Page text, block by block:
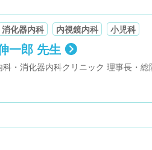
消化器内科 内視鏡内科 小児科
一郎 先生
科・消化器内科クリニック 理事長・